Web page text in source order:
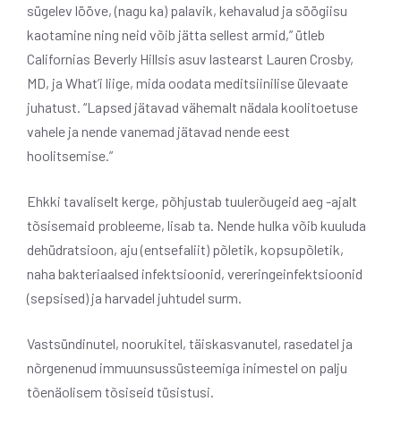
sügelev lööve, (nagu ka) palavik, kehavalud ja söögiisu
kaotamine ning neid võib jätta sellest armid,” ütleb
Californias Beverly Hillsis asuv lastearst Lauren Crosby,
MD, ja What’i liige, mida oodata meditsiinilise ülevaate
juhatust. “Lapsed jätavad vähemalt nädala koolitoetuse
vahele ja nende vanemad jätavad nende eest
hoolitsemise.”
Ehkki tavaliselt kerge, põhjustab tuulerõugeid aeg -ajalt
tõsisemaid probleeme, lisab ta. Nende hulka võib kuuluda
dehüdratsioon, aju (entsefaliit) põletik, kopsupõletik,
naha bakteriaalsed infektsioonid, vereringeinfektsioonid
(sepsised) ja harvadel juhtudel surm.
Vastsündinutel, noorukitel, täiskasvanutel, rasedatel ja
nõrgenenud immuunsussüsteemiga inimestel on palju
tõenäolisem tõsiseid tüsistusi.